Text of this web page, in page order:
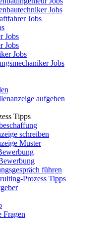
Jobs
Jobs
Jobs
Jobs
Jobs
Jobs
aufgeben
Tipps
schreiben
Muster
führen
Prozess Tipps
Fragen